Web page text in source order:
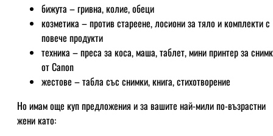
бижута – гривна, колие, обеци
козметика – против стареене, лосиони за тяло и комплекти с
повече продукти
техника – преса за коса, маша, таблет, мини принтер за
от Canon
жестове – табла със снимки, книга, стихотворение
Но имам още куп предложения и за вашите най-мили по-възрастни
жени като: